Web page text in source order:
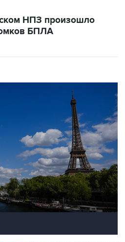
НПЗ произошло
БПЛА